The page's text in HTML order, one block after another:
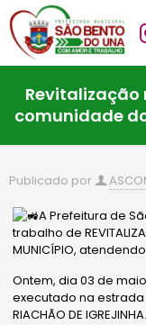
Revitalização
comunidade do
Publicado por
A Prefeitura de
trabalho de
MUNICÍPIO,
Ontem, dia 03 de
executado na
RIACHÃO DE IGREJINHA.